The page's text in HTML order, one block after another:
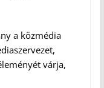
a közmédia
várja,